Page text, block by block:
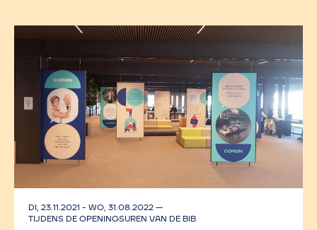
DI, 23.11.2021 - WO, 31.08.2022—
TIJDENS DE OPENINGSUREN VAN DE BIB